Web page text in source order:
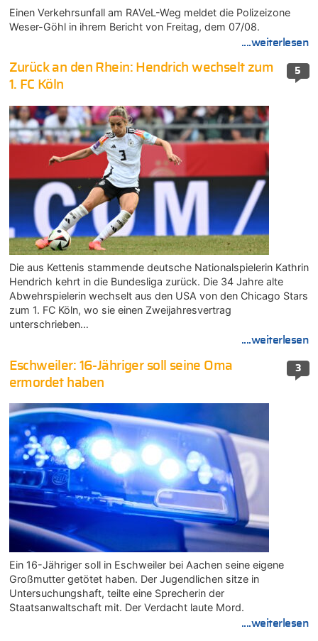
Einen Verkehrsunfall am RAVeL-Weg meldet die Polizeizone
Weser-Göhl in ihrem Bericht von Freitag, dem 07/08.
....weiterlesen
5
Zurück an den Rhein: Hendrich wechselt zum
1. FC Köln
Die aus Kettenis stammende deutsche Nationalspielerin Kathrin
Hendrich kehrt in die Bundesliga zurück. Die 34 Jahre alte
Abwehrspielerin wechselt aus den USA von den Chicago Stars
zum 1. FC Köln, wo sie einen Zweijahresvertrag
unterschrieben…
....weiterlesen
3
Eschweiler: 16-Jähriger soll seine Oma
ermordet haben
Ein 16-Jähriger soll in Eschweiler bei Aachen seine eigene
Großmutter getötet haben. Der Jugendlichen sitze in
Untersuchungshaft, teilte eine Sprecherin der
Staatsanwaltschaft mit. Der Verdacht laute Mord.
....weiterlesen